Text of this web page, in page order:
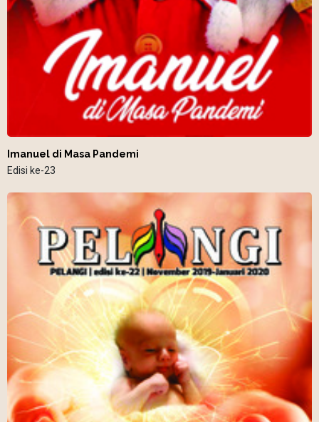
Imanuel di Masa Pandemi
Edisi ke-23